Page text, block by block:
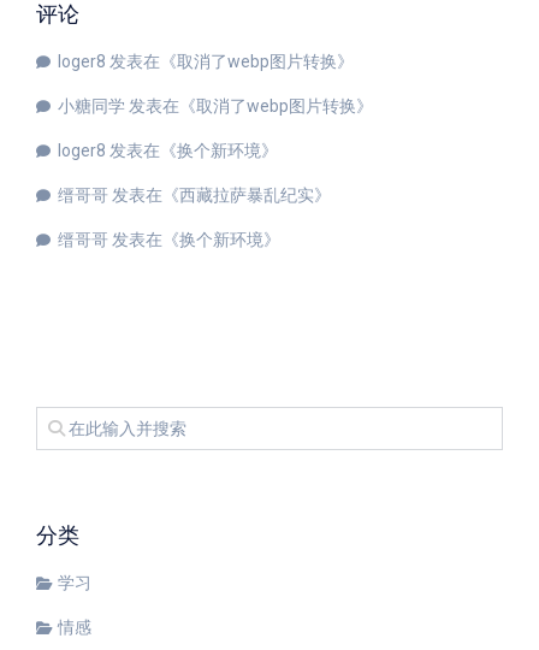
评论
loger8 发表在《取消了webp图片转换》
小糖同学发表在《取消了webp图片转换》
loger8 发表在《换个新环境》
缙哥哥发表在《西藏拉萨暴乱纪实》
缙哥哥发表在《换个新环境》
分类
学习
情感